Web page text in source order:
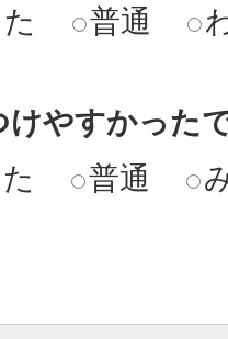
普通
けやすかった
普通